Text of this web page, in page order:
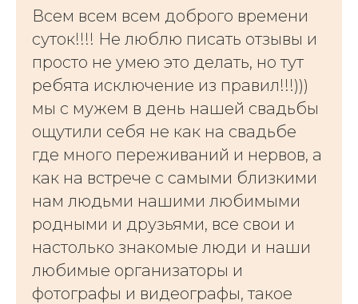
Всем всем всем доброго времени
суток!!!! Не люблю писать отзывы и
просто не умею это делать, но тут
ребята исключение из правил!!!)))
мы с мужем в день нашей свадьбы
ощутили себя не как на свадьбе
где много переживаний и нервов, а
как на встрече с самыми близкими
нам людьми нашими любимыми
родными и друзьями, все свои и
настолько знакомые люди и наши
любимые организаторы и
фотографы и видеографы, такое